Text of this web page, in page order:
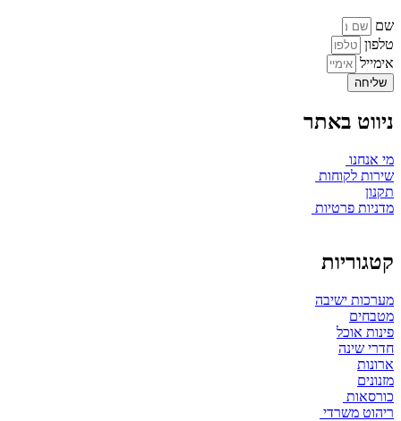
שם
טלפון
אימייל
שליחה
ניווט באתר
מי אנחנו
שירות לקוחות
תקנון
מדניות פרטיות
קטגוריות
מערכות ישיבה
מטבחים
פינות אוכל
חדרי שינה
ארונות
מזנונים
כורסאות
ריהוט משרדי